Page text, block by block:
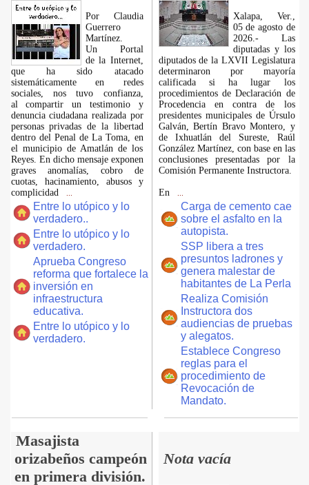
Por Claudia
Guerrero
Martínez.
​Un Portal
de la Internet,
que ha sido atacado
sistemáticamente en redes
sociales, nos tuvo confianza,
al compartir un testimonio y
denuncia ciudadana realizada por
personas privadas de la libertad
dentro del Penal de La Toma, en
el municipio de Amatlán de los
Reyes. En dicho mensaje exponen
graves anomalías, cobro de
cuotas, hacinamiento, abusos y
complicidad
Entre lo utópico y lo
verdadero..
Entre lo utópico y lo
verdadero.
Aprueba Congreso
reforma que fortalece la
inversión en
infraestructura
educativa.
Entre lo utópico y lo
verdadero.
Xalapa, Ver.,
05 de agosto de
2026.- Las
diputadas y los
diputados de la LXVII Legislatura
determinaron por mayoría
calificada si ha lugar los
procedimientos de Declaración de
Procedencia en contra de los
presidentes municipales de Úrsulo
Galván, Bertín Bravo Montero, y
de Ixhuatlán del Sureste, Raúl
González Martínez, con base en las
conclusiones presentadas por la
Comisión Permanente Instructora.
En
Carga de cemento cae
sobre el asfalto en la
autopista.
SSP libera a tres
presuntos ladrones y
genera malestar de
habitantes de La Perla
Realiza Comisión
Instructora dos
audiencias de pruebas
y alegatos.
Establece Congreso
reglas para el
procedimiento de
Revocación de
Mandato.
Masajista
orizabeños campeón
en primera división.
Nota vacía